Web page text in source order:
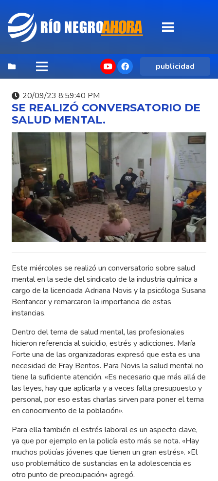
publicidad
20/09/23 8:59:40 PM
SE REALIZÓ CONVERSATORIO DE
SALUD MENTAL.
Este miércoles se realizó un conversatorio sobre salud
mental en la sede del sindicato de la industria química a
cargo de la licenciada Adriana Novis y la psicóloga Susana
Bentancor y remarcaron la importancia de estas
instancias.
Dentro del tema de salud mental, las profesionales
hicieron referencia al suicidio, estrés y adicciones. María
Forte una de las organizadoras expresó que esta es una
necesidad de Fray Bentos. Para Novis la salud mental no
tiene la suficiente atención. «Es necesario que más allá de
las leyes, hay que aplicarla y a veces falta presupuesto y
personal, por eso estas charlas sirven para poner el tema
en conocimiento de la población».
Para ella también el estrés laboral es un aspecto clave,
ya que por ejemplo en la policía esto más se nota. «Hay
muchos policías jóvenes que tienen un gran estrés». «El
uso problemático de sustancias en la adolescencia es
otro punto de preocupación» agregó.